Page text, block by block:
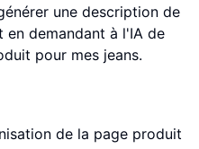
une description de
demandant à l'IA de
pour mes jeans.